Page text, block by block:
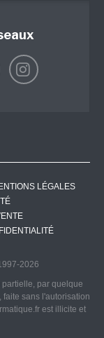
LÉGALES
2026
par quelque
sans l'autorisation
est illicite et